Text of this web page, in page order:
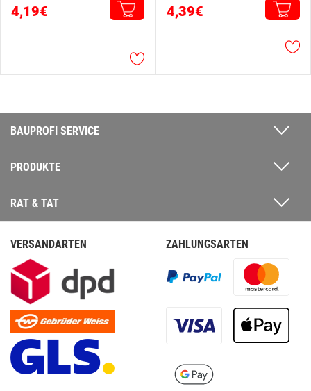
4,19€ 4,39€
BAUPROFI SERVICE
PRODUKTE
RAT & TAT
VERSANDARTEN ZAHLUNGSARTEN